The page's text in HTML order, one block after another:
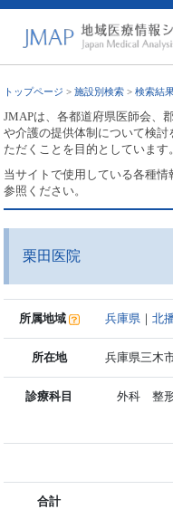
トップページ >施設別検索 >検索結
JMAPは、各都道府県医師会、
や介護の提供体制について検
ただくことを目的としています。
当サイトで使用している各種情
参照ください。
栗田医院
所属地域 兵庫県 ｜北
所在地 兵庫県三木
診療科目 外科 整
合計